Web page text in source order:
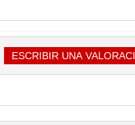
ESCRIBIR UNA